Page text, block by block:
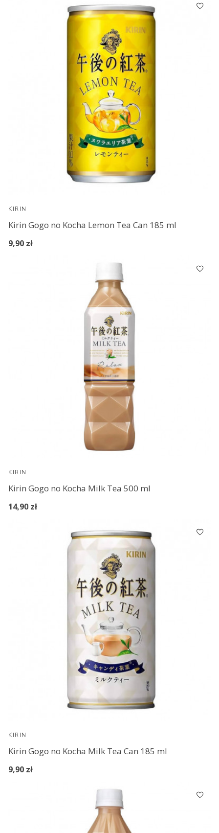
KIRIN
Kirin Gogo no Kocha Lemon Tea Can 185 ml
9,90 zł
KIRIN
Kirin Gogo no Kocha Milk Tea 500 ml
14,90 zł
KIRIN
Kirin Gogo no Kocha Milk Tea Can 185 ml
9,90 zł